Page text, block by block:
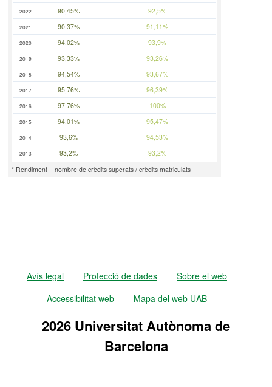
2022 90,45% 92,5%
2021 90,37% 91,11%
2020 94,02% 93,9%
2019 93,33% 93,26%
2018 94,54% 93,67%
2017 95,76% 96,39%
2016 97,76% 100%
2015 94,01% 95,47%
2014 93,6% 94,53%
2013 93,2%
93,2%
* Rendiment = nombre de crèdits superats / crèdits matriculats
Avís legal Protecció de dades
Sobre el web
Accessibilitat web
Mapa del web UAB
2026 Universitat Autònoma de
Barcelona